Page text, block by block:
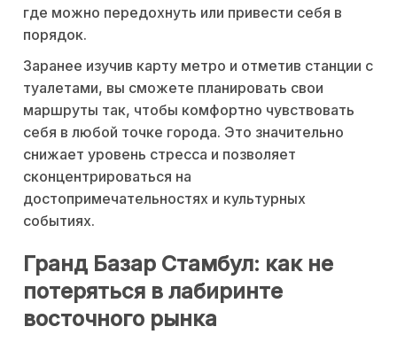
где можно передохнуть или привести себя в
порядок.
Заранее изучив карту метро и отметив станции с
туалетами, вы сможете планировать свои
маршруты так, чтобы комфортно чувствовать
себя в любой точке города. Это значительно
снижает уровень стресса и позволяет
сконцентрироваться на
достопримечательностях и культурных
событиях.
Гранд Базар Стамбул: как не
потеряться в лабиринте
восточного рынка